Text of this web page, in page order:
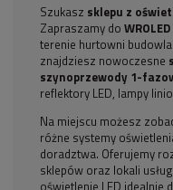
Szukasz sklepu z
Zapraszamy doWROLED
terenie hurtowni
znajdziesz nowoczesne
szynoprzewody 1-
reflektory LED, lampy
Na miejscu możesz
różne systemy
doradztwa. Oferujemy
sklepów oraz lokali